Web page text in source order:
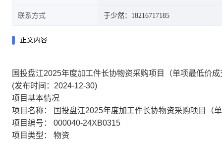
联系方式 于少然：18216717185
正文内容
国投盘江2025年度加工件长协物资采购项目（单项最低价
(发布时间：2024-12-30)
项目基本情况
项目名称：
国投盘江2025年度加工件长协物资采购项目（
项目编号：
000040-24XB0315
项目类型：
物资